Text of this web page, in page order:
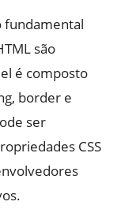
fundamental
são
é composto
border e
ser
CSS